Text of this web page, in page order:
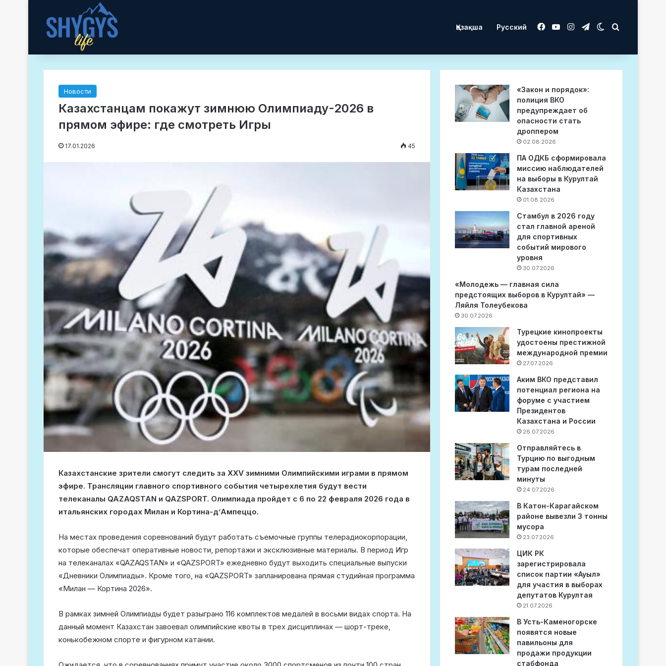
Қазақша Русский Facebook
YouTubeInstagram
TelegramSwitch skin
Новости
Казахстанцам покажут зимнюю Олимпиаду-2026 в
прямом эфире: где смотреть Игры
17.01.2026 45
Казахстанские зрители смогут следить за XXV зимними Олимпийскими играми в прямом
эфире. Трансляции главного спортивного события четырехлетия будут вести
телеканалы QAZAQSTAN и QAZSPORT. Олимпиада пройдет с 6 по 22 февраля 2026 года в
итальянских городах Милан и Кортина-д’Ампеццо.
На местах проведения соревнований будут работать съемочные группы телерадиокорпорации,
которые обеспечат оперативные новости, репортажи и эксклюзивные материалы. В период Игр
на телеканалах «QAZAQSTAN» и «QAZSPORT» ежедневно будут выходить специальные выпуски
«Дневники Олимпиады». Кроме того, на «QAZSPORT» запланирована прямая студийная программа
«Милан — Кортина 2026».
В рамках зимней Олимпиады будет разыграно 116 комплектов медалей в восьми видах спорта. На
данный момент Казахстан завоевал олимпийские квоты в трех дисциплинах — шорт-треке,
конькобежном спорте и фигурном катании.
«Закон и порядок»:
полиция ВКО
предупреждает об
опасности стать
дроппером
02.08.2026
ПА ОДКБ сформировала
миссию наблюдателей
на выборы в Курултай
Казахстана
01.08.2026
Стамбул в 2026 году
стал главной ареной
для спортивных
событий мирового
уровня
30.07.2026
«Молодежь — главная сила
предстоящих выборов в Курултай» —
Ляйля Толеубекова
30.07.2026
Турецкие кинопроекты
удостоены престижной
международной премии
27.07.2026
Аким ВКО представил
потенциал региона на
форуме с участием
Президентов
Казахстана и России
26.07.2026
Отправляйтесь в
Турцию по выгодным
турам последней
минуты
24.07.2026
В Катон-Карагайском
районе вывезли 3 тонны
мусора
23.07.2026
ЦИК РК
зарегистрировала
список партии «Ауыл»
для участия в выборах
депутатов Курултая
21.07.2026
В Усть-Каменогорске
появятся новые
павильоны для
продажи продукции
стабфонда